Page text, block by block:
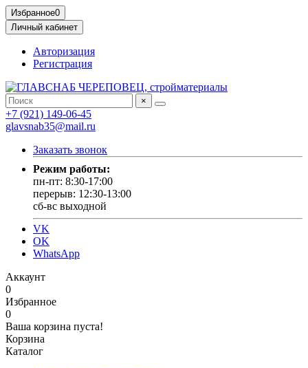
Избранное0
Личный кабинет
Авторизация
Регистрация
×
+7 (921) 149-06-45
glavsnab35@mail.ru
Заказать звонок
Режим работы:
пн-пт: 8:30-17:00
перерыв: 12:30-13:00
сб-вс выходной
VK
OK
WhatsApp
Аккаунт
0
Избранное
0
Ваша корзина пуста!
Корзина
Каталог